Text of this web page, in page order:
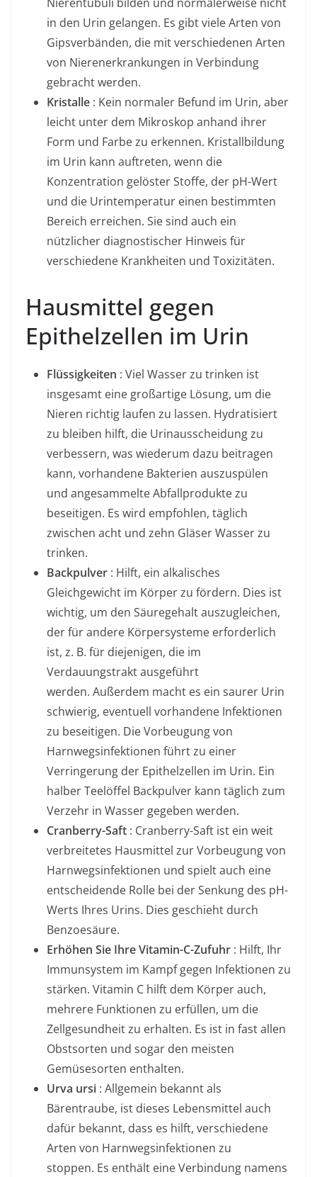
in den Urin gelangen. Es gibt viele Arten von
Gipsverbänden, die mit verschiedenen Arten
von Nierenerkrankungen in Verbindung
gebracht werden.
Kristalle : Kein normaler Befund im Urin, aber
leicht unter dem Mikroskop anhand ihrer
Form und Farbe zu erkennen. Kristallbildung
im Urin kann auftreten, wenn die
Konzentration gelöster Stoffe, der pH-Wert
und die Urintemperatur einen bestimmten
Bereich erreichen. Sie sind auch ein
nützlicher diagnostischer Hinweis für
verschiedene Krankheiten und Toxizitäten.
Hausmittel gegen
Epithelzellen im Urin
Flüssigkeiten : Viel Wasser zu trinken ist
insgesamt eine großartige Lösung, um die
Nieren richtig laufen zu lassen. Hydratisiert
zu bleiben hilft, die Urinausscheidung zu
verbessern, was wiederum dazu beitragen
kann, vorhandene Bakterien auszuspülen
und angesammelte Abfallprodukte zu
beseitigen. Es wird empfohlen, täglich
zwischen acht und zehn Gläser Wasser zu
trinken.
Backpulver : Hilft, ein alkalisches
Gleichgewicht im Körper zu fördern. Dies ist
wichtig, um den Säuregehalt auszugleichen,
der für andere Körpersysteme erforderlich
ist, z. B. für diejenigen, die im
Verdauungstrakt ausgeführt
werden. Außerdem macht es ein saurer Urin
schwierig, eventuell vorhandene Infektionen
zu beseitigen. Die Vorbeugung von
Harnwegsinfektionen führt zu einer
Verringerung der Epithelzellen im Urin. Ein
halber Teelöffel Backpulver kann täglich zum
Verzehr in Wasser gegeben werden.
Cranberry-Saft : Cranberry-Saft ist ein weit
verbreitetes Hausmittel zur Vorbeugung von
Harnwegsinfektionen und spielt auch eine
entscheidende Rolle bei der Senkung des pH-
Werts Ihres Urins. Dies geschieht durch
Benzoesäure.
Erhöhen Sie Ihre Vitamin-C-Zufuhr : Hilft, Ihr
Immunsystem im Kampf gegen Infektionen zu
stärken. Vitamin C hilft dem Körper auch,
mehrere Funktionen zu erfüllen, um die
Zellgesundheit zu erhalten. Es ist in fast allen
Obstsorten und sogar den meisten
Gemüsesorten enthalten.
Urva ursi : Allgemein bekannt als
Bärentraube, ist dieses Lebensmittel auch
dafür bekannt, dass es hilft, verschiedene
Arten von Harnwegsinfektionen zu
stoppen. Es enthält eine Verbindung namens